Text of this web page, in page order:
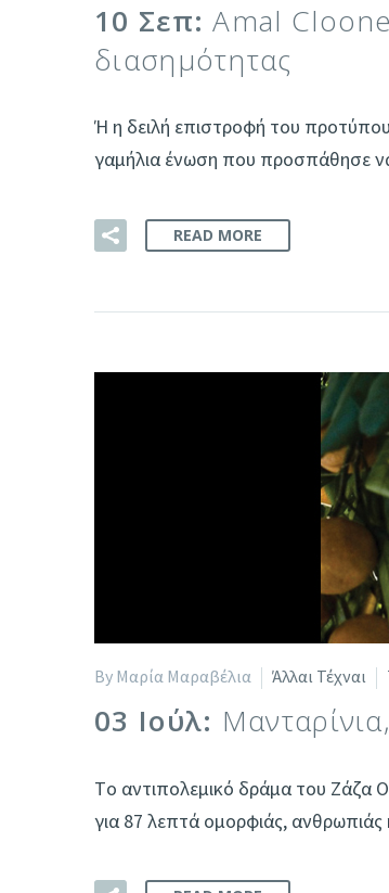
10 Σεπ:Αmal
διασημότητας
Ή η δειλή επιστροφή του
γαμήλια ένωση που προσπάθησε
READ MORE
By Μαρία Μαραβέλια Άλλαι Τέχναι
03 Ιούλ:
Tο αντιπολεμικό δράμα του Ζάζα
για 87 λεπτά ομορφιάς,